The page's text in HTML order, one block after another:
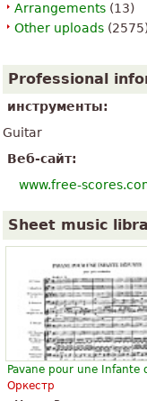
Arrangements (13)
Other uploads
Professional
инструменты:
Guitar
Веб-сайт:
www.free-
Sheet music
Pavane pour une Infante
Оркестр